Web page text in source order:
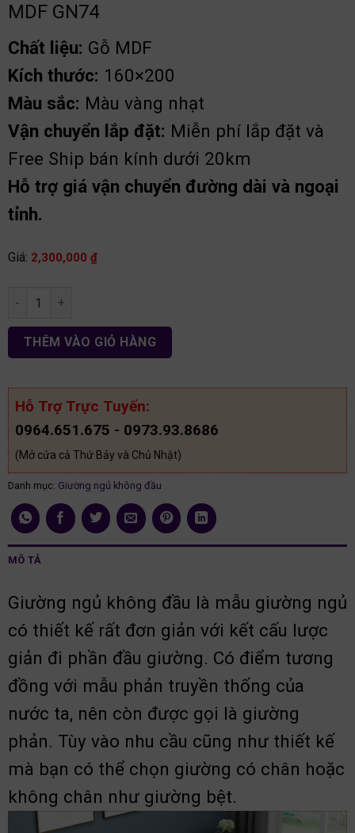
MDF GN74
Chất liệu: Gỗ MDF
Kích thước: 160×200
Màu sắc: Màu vàng nhạt
Vận chuyển lắp đặt: Miễn phí lắp đặt và
Free Ship bán kính dưới 20km
Hỗ trợ giá vận chuyển đường dài và ngoại
tỉnh.
Giá: 2,300,000 ₫
Giường ngủ không đầu 1m60 gỗ MDF GN74 số lượng
THÊM VÀO GIỎ HÀNG
Hỗ Trợ Trực Tuyến:
0964.651.675 - 0973.93.8686
(Mở cửa cả Thứ Bảy và Chủ Nhật)
Danh mục: Giường ngủ không đầu
MÔ TẢ
Giường ngủ không đầu là mẫu giường ngủ
có thiết kế rất đơn giản với kết cấu lược
giản đi phần đầu giường. Có điểm tương
đồng với mẫu phản truyền thống của
nước ta, nên còn được gọi là giường
phản. Tùy vào nhu cầu cũng như thiết kế
mà bạn có thể chọn giường có chân hoặc
không chân như giường bệt.